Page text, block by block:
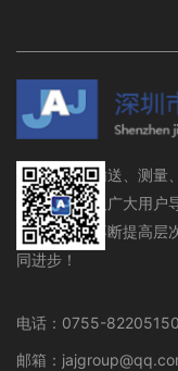
流体存储、输送、测
设备制造商及广大用户
在行业领域不断提高
同进步！
电话：0755-82205150
邮箱：